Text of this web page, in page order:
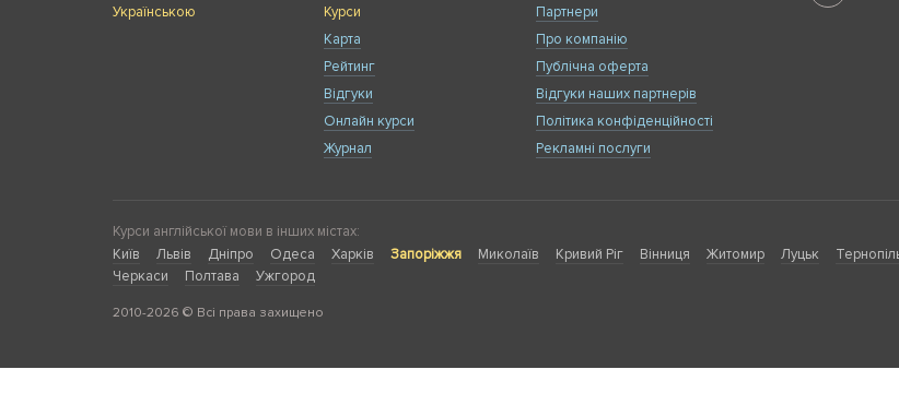
Українською
Курси
Карта
Рейтинг
Відгуки
Онлайн курси
Журнал
Партнери
Про компанію
Публічна оферта
Відгуки наших партнерів
Політика конфіденційності
Рекламні послуги
Курси англійської мови в інших містах:
Київ
Львів Дніпро Одеса Харків Запоріжжя Миколаїв Кривий Ріг Вінниця Житомир Луцьк
Черкаси
Полтава Ужгород
2010-2026 © Всі права захищено